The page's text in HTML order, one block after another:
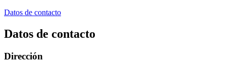
Datos de contacto
Datos de contacto
Dirección